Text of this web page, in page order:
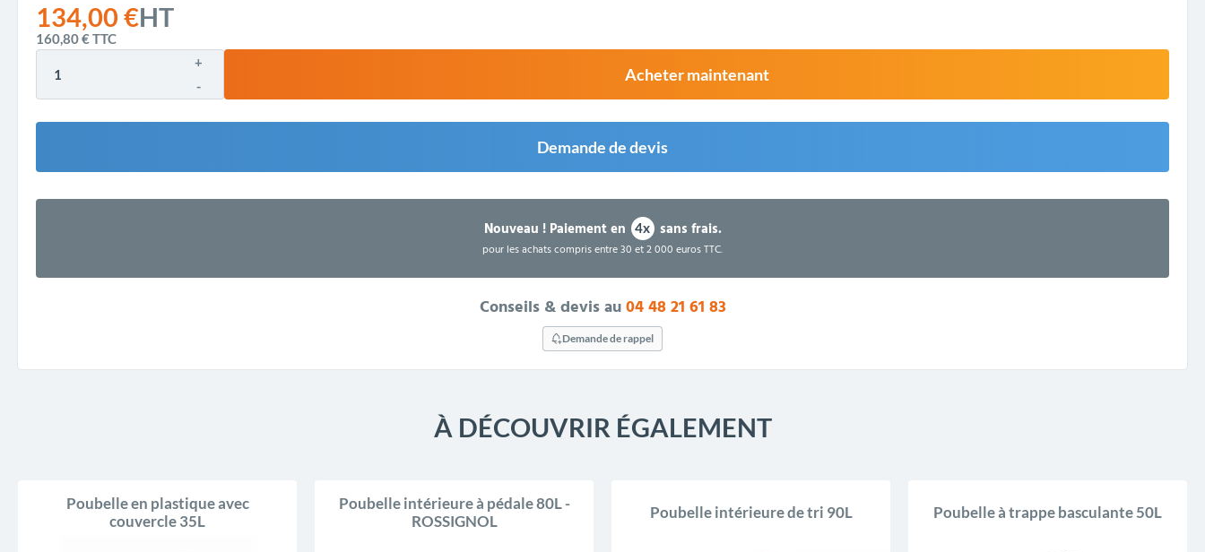
134,00 €HT
160,80 €TTC
+
-
Acheter maintenant
Demande de devis
Nouveau !Paiement en 4x sans frais.
pour les achats compris entre 30 et 2 000 euros TTC.
Conseils & devis au04 48 21 61 83
Demande de rappel
À DÉCOUVRIR ÉGALEMENT
Poubelle en plastique avec
couvercle 35L
Poubelle intérieure à pédale 80L -
ROSSIGNOL
Poubelle intérieure de tri 90L Poubelle à trappe basculante 50L